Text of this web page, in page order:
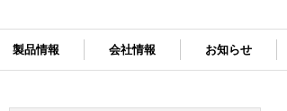
製品情報 会社情報 お知らせ